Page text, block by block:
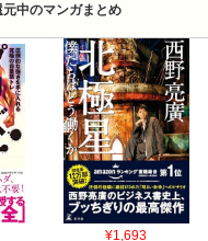
中のマンガまとめ
¥1,693